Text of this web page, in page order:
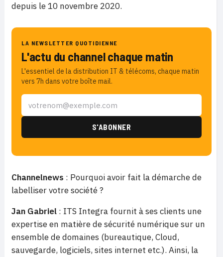
depuis le 10 novembre 2020.
LA NEWSLETTER QUOTIDIENNE
L'actu du channel chaque matin
L'essentiel de la distribution IT & télécoms, chaque matin
vers 7h dans votre boîte mail.
Channelnews : Pourquoi avoir fait la démarche de
labelliser votre société ?
Jan Gabriel : ITS Integra fournit à ses clients une
expertise en matière de sécurité numérique sur un
ensemble de domaines (bureautique, Cloud,
sauvegarde, logiciels, sites internet etc.). Ainsi, la